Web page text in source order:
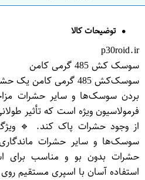
توضیحات کالا
p30roid.ir
سوسک کش 485 گرمی کامن
سوسک‌کش 485 گرمی
بردن سوسک‌ها و سایر حشرات
فرمولاسیون ویژه است که تأثیر
از وجود حشرات پاک کند. 🔹
سوسک‌ها و سایر حشرات
حشرات بدون بو و مناسب برای
استفاده آسان با اسپری مستقیم